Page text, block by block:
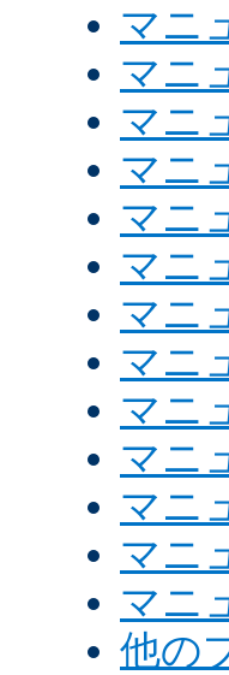
マニ
マニ
マニ
マニ
マニ
マニ
マニ
マニ
マニ
マニ
マニ
マニ
マニ
他の